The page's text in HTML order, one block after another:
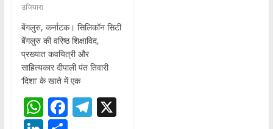
उजियारा
बेंगलुरु, कर्नाटक। सिलिकॉन सिटी
बेंगलुरु की वरिष्ठ शिक्षाविद,
प्रख्यात कवयित्री और
साहित्यकार दीपाली पंत तिवारी
‘दिशा’ के खाते में एक
W F T X